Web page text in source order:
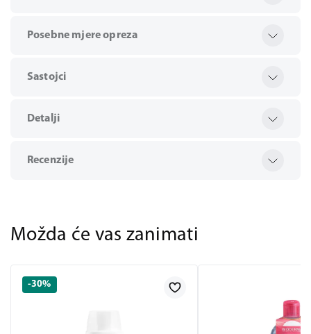
Posebne mjere opreza
Sastojci
Detalji
Recenzije
Možda će vas zanimati
-30%